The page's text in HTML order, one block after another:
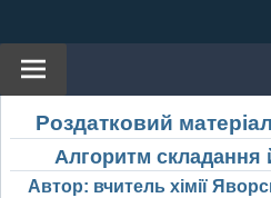
Роздатковий
Алгоритм складання
Автор: вчитель хімії